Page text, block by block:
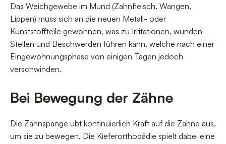
Das Weichgewebe im Mund (Zahnfleisch, Wangen,
Lippen) muss sich an die neuen Metall- oder
Kunststoffteile gewöhnen, was zu Irritationen, wunden
Stellen und Beschwerden führen kann, welche nach einer
Eingewöhnungsphase von einigen Tagen jedoch
verschwinden.
Bei Bewegung der Zähne
Die Zahnspange übt kontinuierlich Kraft auf die Zähne aus,
um sie zu bewegen. Die Kieferorthopädie spielt dabei eine